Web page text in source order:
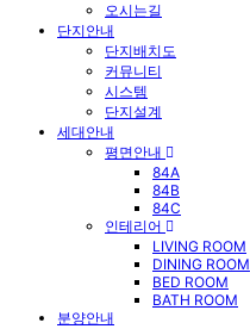
오시는길
단지안내
단지배치도
커뮤니티
시스템
단지설계
세대안내
평면안내
84A
84B
84C
인테리어
LIVING ROOM
DINING ROOM
BED ROOM
BATH ROOM
분양안내